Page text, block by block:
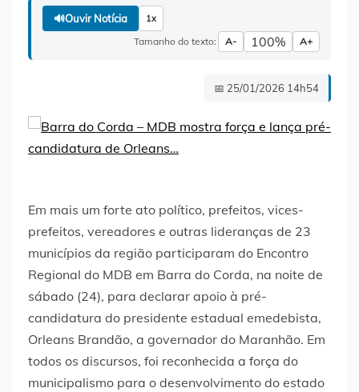
🔊Ouvir Notícia 1x
Tamanho do texto: A- 100% A+
📅 25/01/2026 14h54
Em mais um forte ato político, prefeitos, vices-
prefeitos, vereadores e outras lideranças de 23
municípios da região participaram do Encontro
Regional do MDB em Barra do Corda, na noite de
sábado (24), para declarar apoio à pré-
candidatura do presidente estadual emedebista,
Orleans Brandão, a governador do Maranhão. Em
todos os discursos, foi reconhecida a força do
municipalismo para o desenvolvimento do estado